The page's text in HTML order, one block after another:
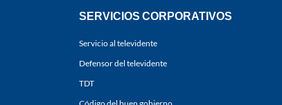
SERVICIOS CORPORATIVOS
Servicio al televidente
Defensor del televidente
TDT